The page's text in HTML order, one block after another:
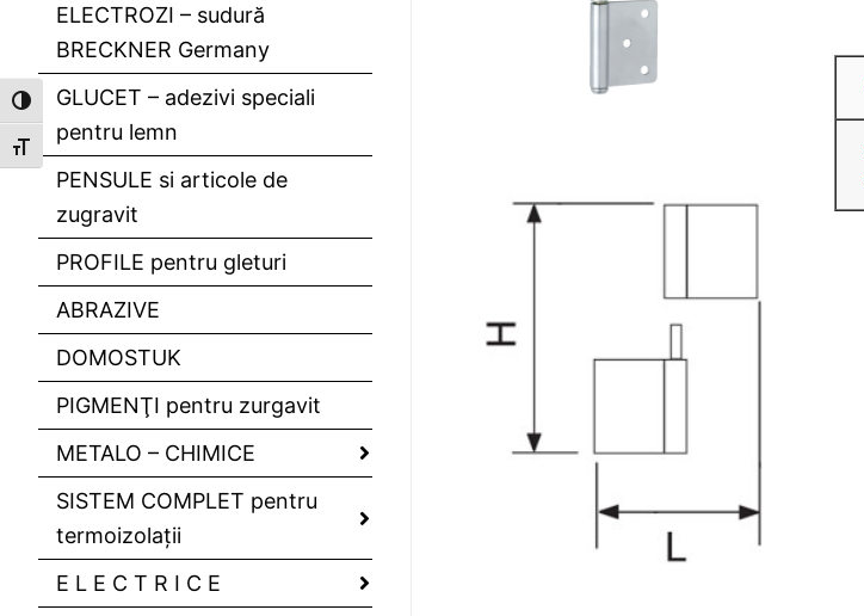
Toggle High Contrast
Toggle Font size
ELECTROZI – sudură
BRECKNER Germany
GLUCET – adezivi speciali
pentru lemn
PENSULE si articole de
zugravit
PROFILE pentru gleturi
ABRAZIVE
DOMOSTUK
PIGMENŢI pentru zurgavit
METALO – CHIMICE
SISTEM COMPLET pentru
termoizolaţii
E L E C T R I C E